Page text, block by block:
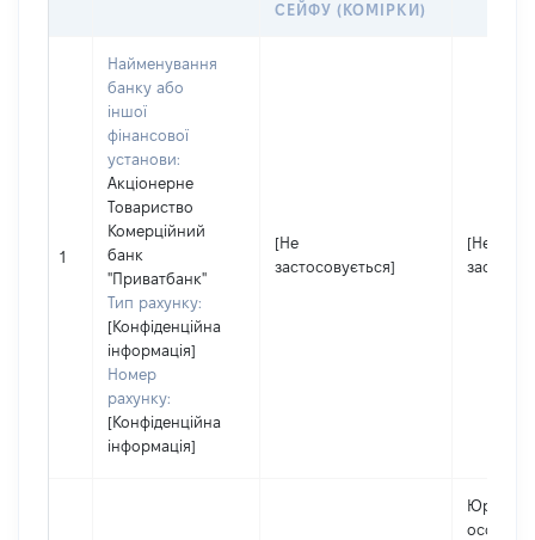
СЕЙФУ (КОМІРКИ)
1
Найменування
банку або
іншої
фінансової
установи:
Акціонерне
Товариство
Комерційний
банк
"Приватбанк"
Тип рахунку:
[Конфіденційна
інформація]
Номер
рахунку:
[Конфіденційна
інформація]
[Не
застосовується]
[Не
особа,